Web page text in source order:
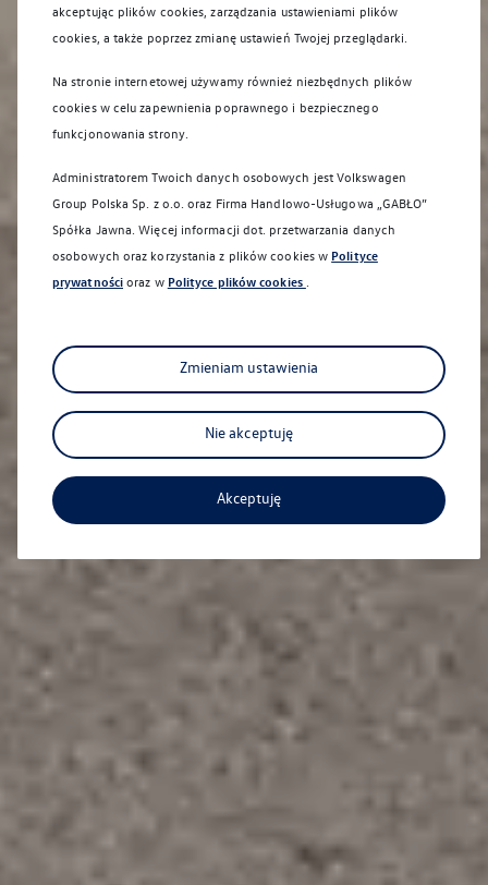
Zapisz się na jazdę próbną
Zapraszamy na jazdę testową
Samochody używane
Sprawdź nasza ofertę
akceptując plików cookies, zarządzania ustawieniami plików
cookies, a także poprzez zmianę ustawień Twojej przeglądarki.
Na stronie internetowej używamy również niezbędnych plików
cookies w celu zapewnienia poprawnego i bezpiecznego
funkcjonowania strony.
Administratorem Twoich danych osobowych jest Volkswagen
Group Polska Sp. z o.o. oraz Firma Handlowo-Usługowa „GABŁO”
Spółka Jawna. Więcej informacji dot. przetwarzania danych
osobowych oraz korzystania z plików cookies w Polityce
prywatności oraz w Polityce plików cookies .
Zmieniam ustawienia
Nie akceptuję
Akceptuję